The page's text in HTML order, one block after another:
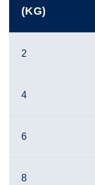
(KG)
2
4
6
8